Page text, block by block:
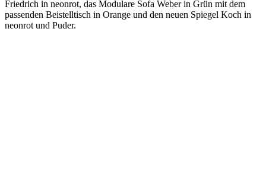
Friedrich in neonrot, das Modulare Sofa Weber in Grün mit dem
passenden Beistelltisch in Orange und den neuen Spiegel Koch in
neonrot und Puder.